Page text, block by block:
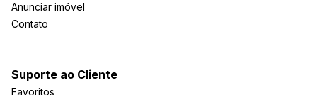
Anunciar imóvel
Contato
Suporte ao Cliente
Favoritos